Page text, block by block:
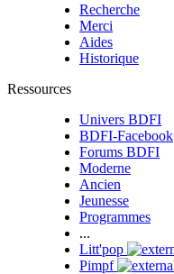
Recherche
Merci
Aides
Historique
Ressources
Univers BDFI
BDFI-Facebook
Forums BDFI
Moderne
Ancien
Jeunesse
Programmes
...
Litt'pop
Pimpf